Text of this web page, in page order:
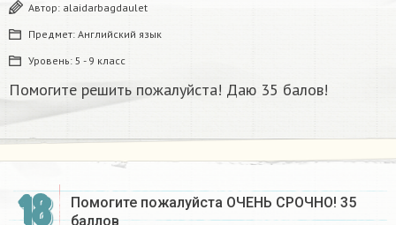
Автор: alaidarbagdaulet
Предмет: Английский язык
Уровень: 5 - 9 класс
Помогите решить пожалуйста! Даю 35 балов!
18
Помогите пожалуйста ОЧЕНЬ СРОЧНО! 35
баллов